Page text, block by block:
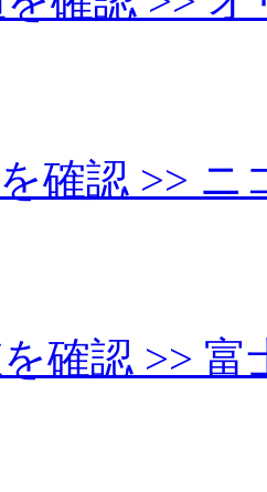
確認 >> ニ
確認 >> 富